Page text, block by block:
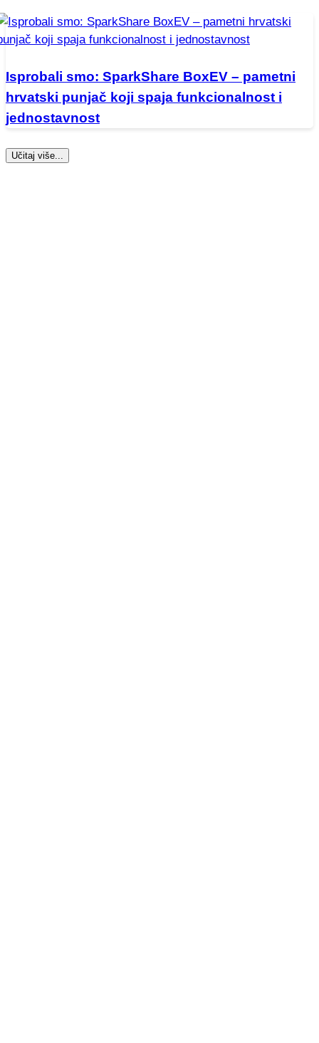
Isprobali smo: SparkShare BoxEV – pametni
hrvatski punjač koji spaja funkcionalnost i
jednostavnost
Učitaj više...